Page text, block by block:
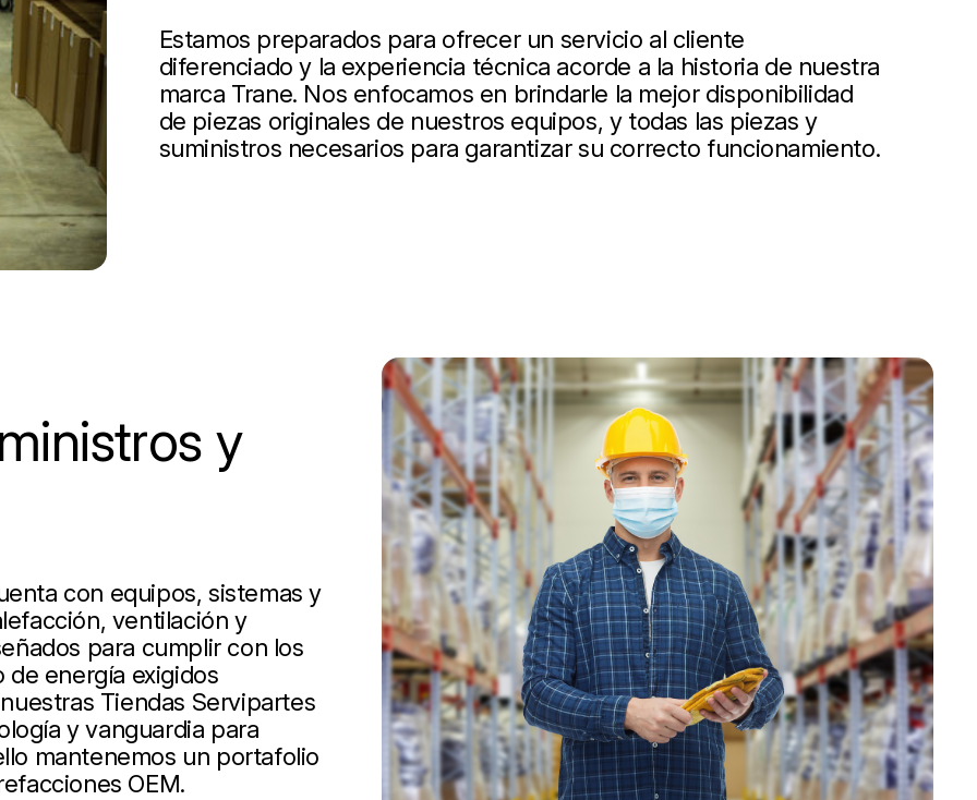
Estamos preparados para ofrecer un servicio al cliente
diferenciado y la experiencia técnica acorde a la historia de nuestra
marca Trane. Nos enfocamos en brindarle la mejor disponibilidad
de piezas originales de nuestros equipos, y todas las piezas y
suministros necesarios para garantizar su correcto funcionamiento.
y
con equipos, sistemas y
ventilación y
para cumplir con los
energía exigidos
Tiendas Servipartes
y vanguardia para
mantenemos un portafolio
OEM.